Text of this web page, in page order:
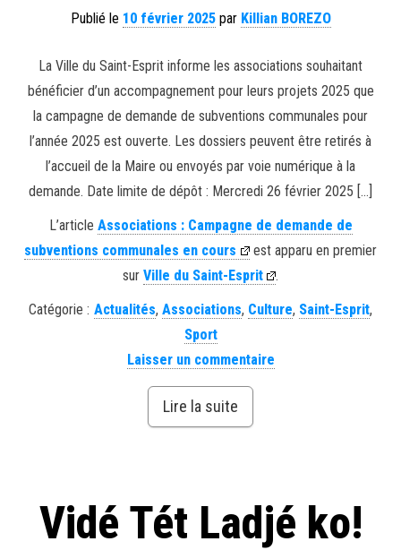
Publié le 10 février 2025par Killian BOREZO
La Ville du Saint-Esprit informe les associations souhaitant
bénéficier d’un accompagnement pour leurs projets 2025 que
la campagne de demande de subventions communales pour
l’année 2025 est ouverte. Les dossiers peuvent être retirés à
l’accueil de la Maire ou envoyés par voie numérique à la
demande. Date limite de dépôt : Mercredi 26 février 2025 […]
L’article Associations : Campagne de demande de
subventions communales en cours
est apparu en premier
sur Ville du Saint-Esprit
.
Catégorie : Actualités, Associations, Culture, Saint-Esprit,
Sport
Laisser un commentaire
Lire la suite
Vidé Tét Ladjé ko!